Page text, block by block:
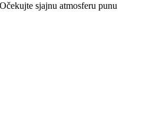
sjajnu atmosferu punu